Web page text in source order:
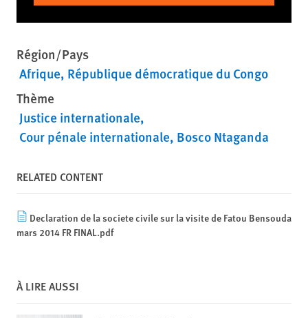
Région/Pays
Afrique République démocratique du Congo
Thème
Justice internationale
Cour pénale internationale Bosco Ntaganda
RELATED CONTENT
Declaration de la societe civile sur la visite de Fatou Bensouda
mars 2014 FR FINAL.pdf
À LIRE AUSSI